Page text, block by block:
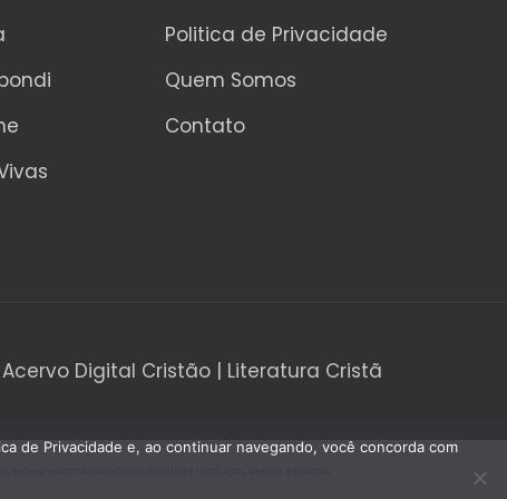
Politica de Privacidade
Quem Somos
Contato
Acervo Digital Cristão | Literatura Cristã
violando direitos autorais de tradução, versão, exibição,
de Privacidade e, ao continuar navegando, você concorda com